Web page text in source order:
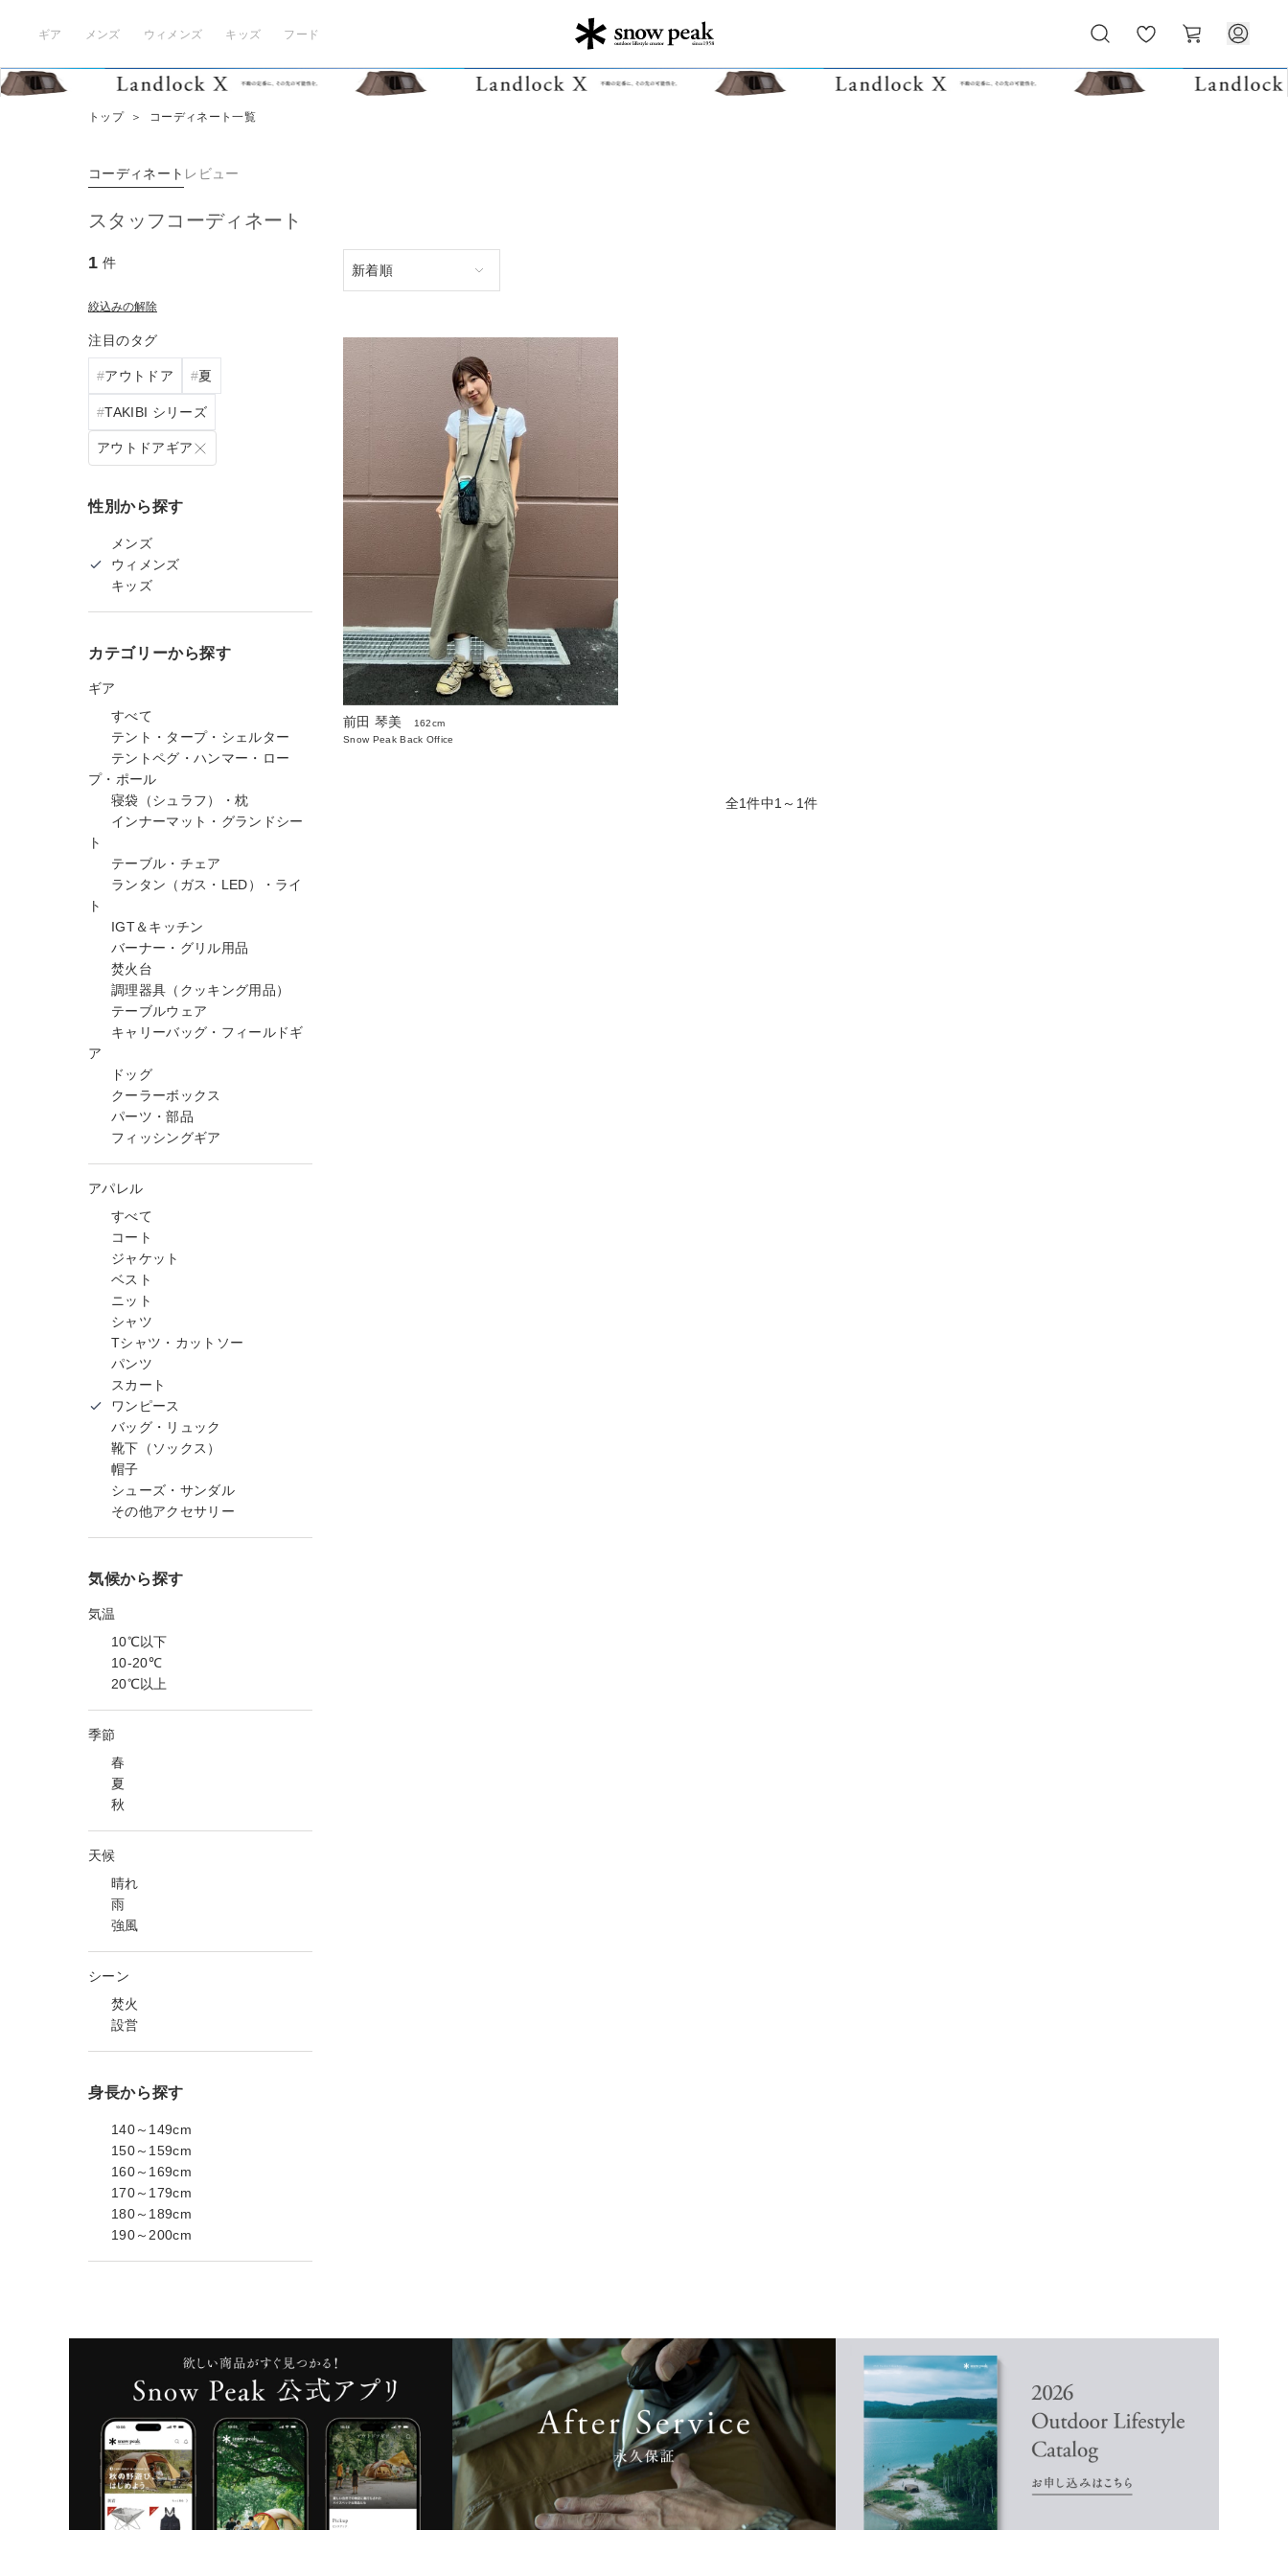
ギア メンズ ウィメンズ キッズ フード
気
に
ー
ト
トップ ＞ コーディネート一覧
コーディネート レビュー
スタッフコーディネート
1 件
絞込みの解除
注目のタグ
アウトドア 夏
TAKIBI シリーズ
アウトドアギア
性別から探す
メンズ
ウィメンズ
キッズ
カテゴリーから探す
ギア
すべて
テント・タープ・シェルター
テントペグ・ハンマー・ロー
プ・ポール
寝袋（シュラフ）・枕
インナーマット・グランドシー
ト
テーブル・チェア
ランタン（ガス・LED）・ライ
ト
IGT＆キッチン
バーナー・グリル用品
焚火台
調理器具（クッキング用品）
テーブルウェア
キャリーバッグ・フィールドギ
ア
ドッグ
クーラーボックス
パーツ・部品
フィッシングギア
アパレル
すべて
コート
ジャケット
ベスト
ニット
シャツ
Tシャツ・カットソー
パンツ
スカート
ワンピース
バッグ・リュック
靴下（ソックス）
帽子
シューズ・サンダル
その他アクセサリー
気候から探す
気温
10℃以下
10-20℃
20℃以上
季節
春
夏
秋
天候
晴れ
雨
強風
シーン
焚火
設営
身長から探す
140～149cm
150～159cm
160～169cm
170～179cm
180～189cm
190～200cm
前田 琴美
162cm
Snow Peak Back Office
全1件中1～1件